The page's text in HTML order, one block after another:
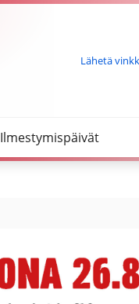
Lähetä
Ilmestymispäivät